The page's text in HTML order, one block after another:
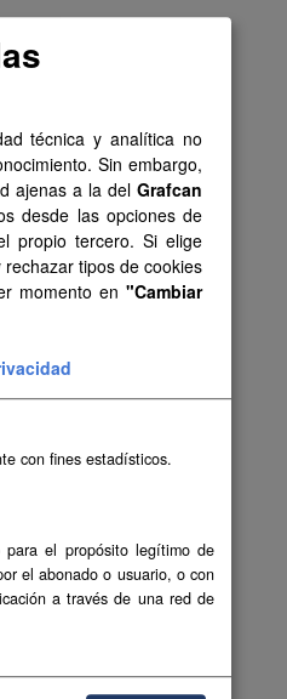
técnica y analítica no
Sin embargo,
ajenas a la del Grafcan
desde las opciones de
propio tercero. Si elige
tipos de cookies
momento en "Cambiar
con fines estadísticos.
para el propósito legítimo de
el abonado o usuario, o con
a través de una red de